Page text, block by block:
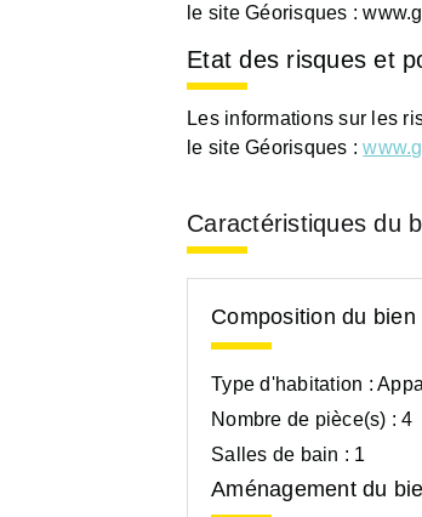
le site Géorisques :
Etat des risques et
Les informations sur les
le site Géorisques :
Caractéristiques du
Composition du bien
Type d'habitation :
Nombre de pièce(s) :4
Salles de bain : 1
Aménagement du